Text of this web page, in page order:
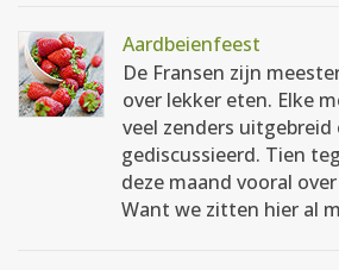
Aardbeienfeest
De Fransen zijn
over lekker eten. Elke
veel zenders uitgebreid
gediscussieerd. Tien
deze maand vooral
Want we zitten hier al